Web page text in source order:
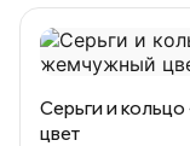
Серьги и
цвет